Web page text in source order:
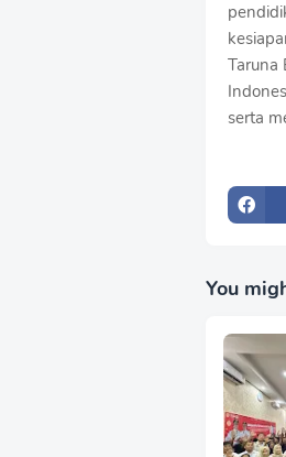
Taruna
serta
You